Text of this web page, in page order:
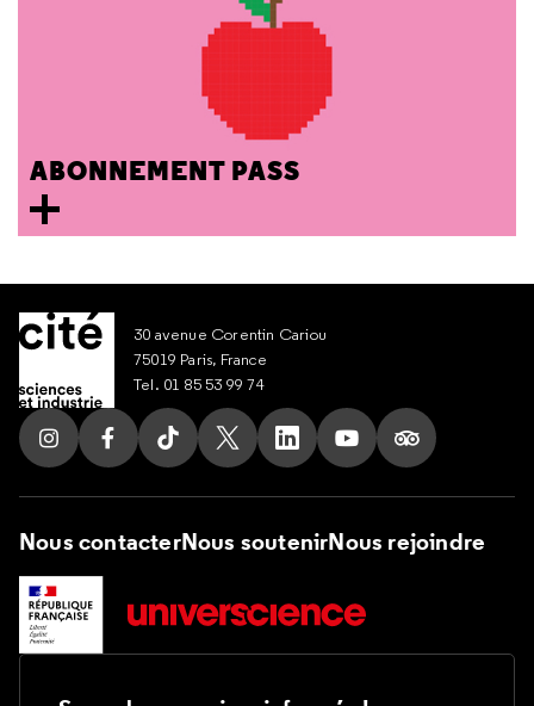
ABONNEMENT PASS
30 avenue Corentin Cariou
75019 Paris, France
Tel. 01 85 53 99 74
Suivez nous sur Instagram
Suivez nous sur Facebook
Suivez nous sur Tik Tok
Suivez nous sur X
Suivez nous sur LinkedIn
Suivez nous sur
Suivez nous
Nous contacterNous soutenirNous rejoindre